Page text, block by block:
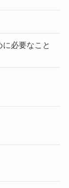
必要なこと